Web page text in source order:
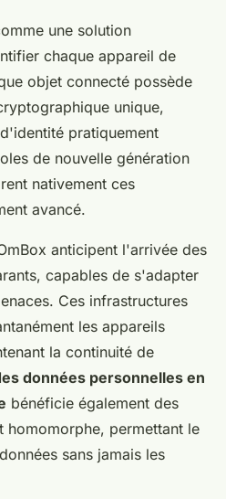
une solution
chaque appareil de
objet connecté possède
unique,
pratiquement
de nouvelle génération
nativement ces
avancé.
anticipent l'arrivée des
capables de s'adapter
Ces infrastructures
les appareils
la continuité de
données personnelles en
bénéficie également des
homomorphe, permettant le
sans jamais les